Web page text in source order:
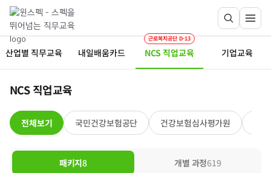
산업별 직무교육 내일배움카드
근로복지공단 D-13
NCS 직업교육 기업교육
NCS 직업교육
전체보기 국민건강보험공단 건강보험심사평가원
패키지8 개별 과정619